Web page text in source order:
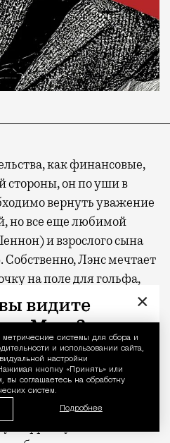
Уведомление
системы для сбора и
и использовании сайта,
настройки
кнопку «Принять» или
вы соглашаетесь на обработку
систем.
Подробнее
как финансовые,
стороны, он по уши в
вернуть уважение
но все еще любимой
и взрослого сына
Лэнс мечтает
на поле для гольфа,
статуса
Компанию Хокинсу-
кедди Сэм (Форчун
им на парковке у
с
и острым языком.
Ферреллу исполнится
×